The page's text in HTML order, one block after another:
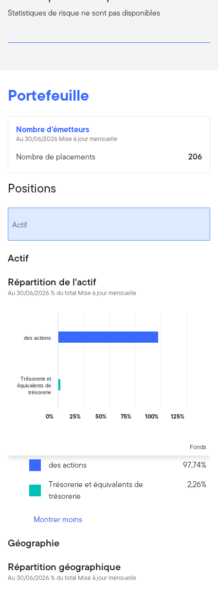
Statistiques de risque ne sont pas disponibles
Portefeuille
Nombre d'émetteurs
Au 30/06/2026 Mise à jour mensuelle
Nombre de placements 206
Positions
Actif
Actif
Répartition de l'actif
Au 30/06/2026 % du total Mise à jour mensuelle
The chart has 1 X axis displaying categories.
The chart has 1 Y axis displaying values. Data ranges from
des actions
Trésorerie et
équivalents de
trésorerie
0% 100%
25% 50% 75% 125%
Fonds
des actions
97,74%
Trésorerie et équivalents de
trésorerie
2,26%
Montrer moins
Géographie
Répartition géographique
Au 30/06/2026 % du total Mise à jour mensuelle